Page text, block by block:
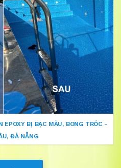
EPOXY BỊ BẠC MÀU, BONG TRÓC -
ĐÀ NẴNG